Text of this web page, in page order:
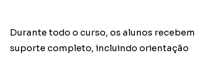
Durante todo o curso, os alunos recebem
suporte completo, incluindo orientação